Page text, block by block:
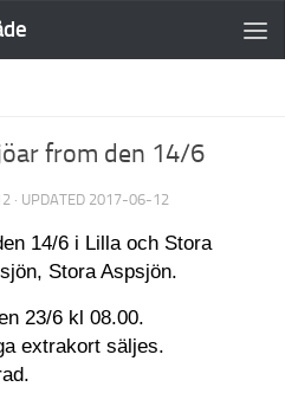
from den 14/6
· UPDATED 2017-06-12
14/6 i Lilla och Stora
Stora Aspsjön.
23/6 kl 08.00.
extrakort säljes.